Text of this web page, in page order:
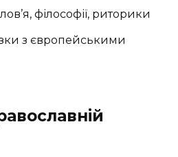
філософії, риторики
з європейськими